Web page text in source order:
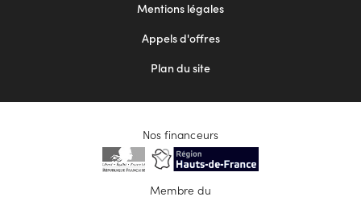
Mentions légales
Appels d'offres
Plan du site
Nos financeurs
Membre du